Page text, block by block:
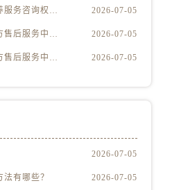
河南省三门峡市湖滨区和平路江诗丹顿售后服务中心（需提前预约）
江诗丹顿客服手表维修保养服务咨询权威公示（2026年7月最新） 2026-07-05
亲身探访江诗丹顿嘉兴官方售后服务中心｜地址与24小时服务电话（2026年7月最新） 2026-07-05
亲身探访江诗丹顿沈阳官方售后服务中心｜网点地址与售后热线（2026年7月最新） 2026-07-05
2026-07-05
有哪些？ 2026-07-05